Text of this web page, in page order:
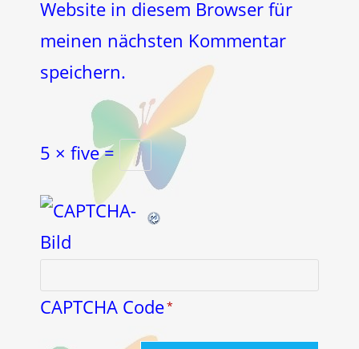
Website in diesem Browser für
meinen nächsten Kommentar
speichern.
5 × five =
CAPTCHA Code*